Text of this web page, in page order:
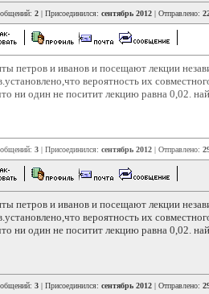
2 | Присоединился: сентябрь 2012 | Отправлено:
петров и иванов и посещают лекции
вероятность их
ни один не поситит лекцию равна 0,02.
3 | Присоединился: сентябрь 2012 | Отправлено:
петров и иванов и посещают лекции
вероятность их
ни один не поситит лекцию равна 0,02.
3 | Присоединился: сентябрь 2012 | Отправлено: